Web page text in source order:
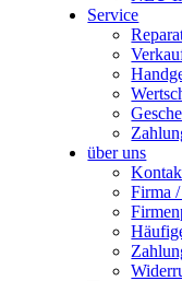
Service
über uns
Firma